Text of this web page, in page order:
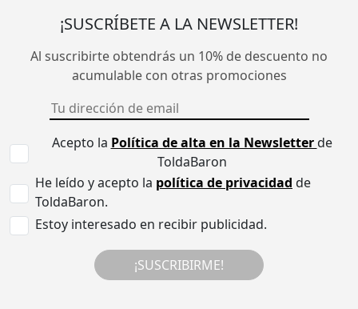
¡SUSCRÍBETE A LA NEWSLETTER!
Al suscribirte obtendrás un 10% de descuento no
acumulable con otras promociones
Acepto la Política de alta en la Newsletterde
ToldaBaron
He leído y acepto la política de privacidad de
ToldaBaron.
Estoy interesado en recibir publicidad.
¡SUSCRIBIRME!